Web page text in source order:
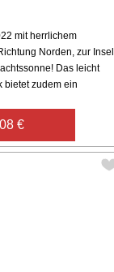
mit herrlichem
Norden, zur Insel
Das leicht
bietet zudem ein
€